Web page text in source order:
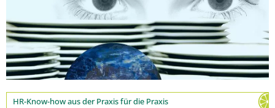
HR-Know-how aus der Praxis für die Praxis